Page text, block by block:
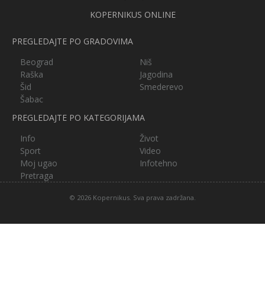
KOPERNIKUS ONLINE
PREGLEDAJTE PO GRADOVIMA
Beograd
Niš
Raška
Jagodina
Šid
Smederevo
Šabac
PREGLEDAJTE PO KATEGORIJAMA
Info
Život
Sport
Video
Moj ugao
Infotehno
Pretraga
© 2026 Kopernikus. Sva prava zadržana.